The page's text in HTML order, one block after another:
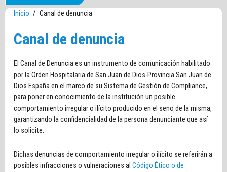
Inicio / Canal de denuncia
Canal de denuncia
El Canal de Denuncia es un instrumento de comunicación habilitado
por la Orden Hospitalaria de San Juan de Dios-Provincia San Juan de
Dios España en el marco de su Sistema de Gestión de Compliance,
para poner en conocimiento de la institución un posible
comportamiento irregular o ilícito producido en el seno de la misma,
garantizando la confidencialidad de la persona denunciante que así
lo solicite.
Dichas denuncias de comportamiento irregular o ilícito se referirán a
posibles infracciones o vulneraciones al Código Ético o de